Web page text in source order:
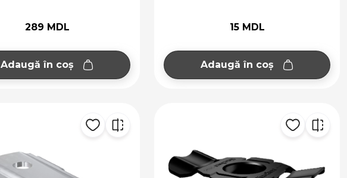
289 MDL
Adaugă în coș
15 MDL
Adaugă în coș